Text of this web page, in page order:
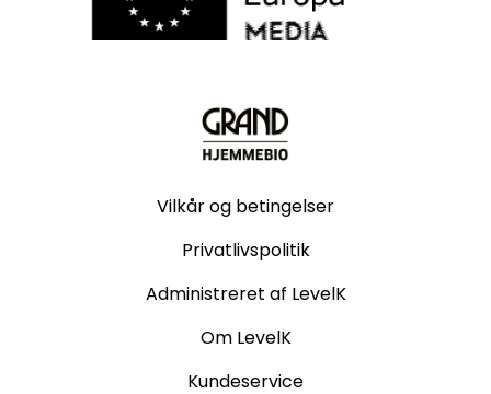
Vilkår og betingelser
Privatlivspolitik
Administreret af LevelK
Om LevelK
Kundeservice